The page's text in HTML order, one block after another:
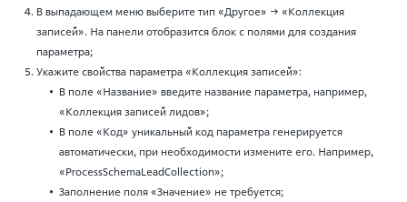
В выпадающем меню выберите тип «Другое» → «Коллекция
записей». На панели отобразится блок с полями для создания
параметра;
Укажите свойства параметра «Коллекция записей»:
В поле «Название» введите название параметра, например,
«Коллекция записей лидов»;
В поле «Код» уникальный код параметра генерируется
автоматически, при необходимости измените его. Например,
«ProcessSchemaLeadCollection»;
Заполнение поля «Значение» не требуется;